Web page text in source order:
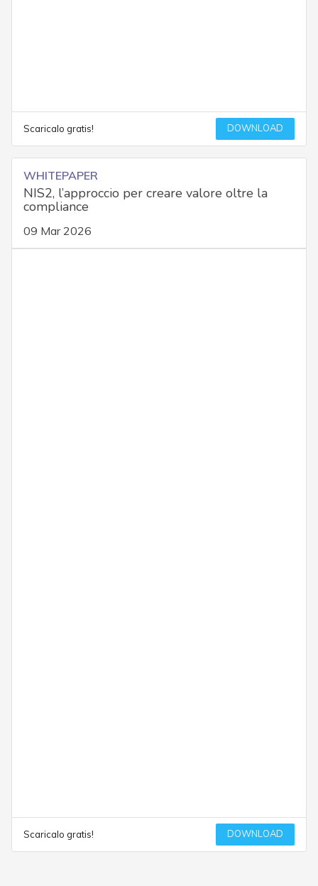
Scaricalo gratis! DOWNLOAD
WHITEPAPER
NIS2, l’approccio per creare valore oltre la
compliance
09 Mar 2026
Scaricalo gratis! DOWNLOAD